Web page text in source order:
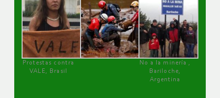
Protestas contra
VALE, Brasil
No a la minería ,
Bariloche,
Argentina